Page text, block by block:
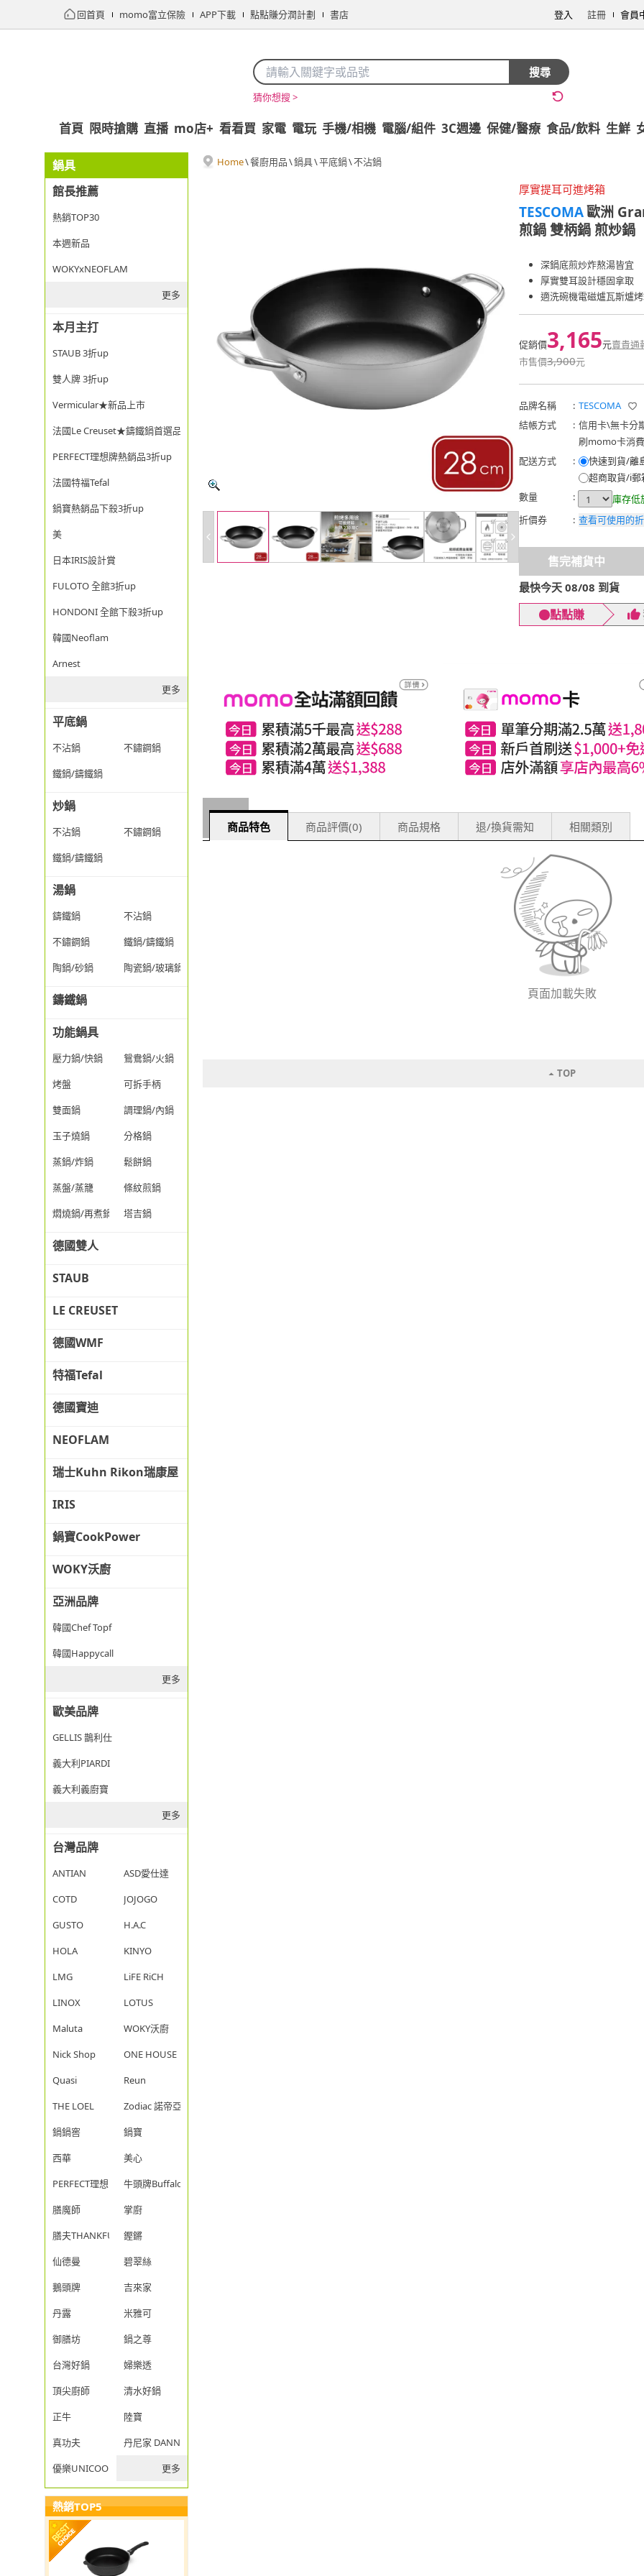
回首頁 momo富立保險 APP下載 點點賺分潤計劃 書店 登入 註冊 會員
搜尋
猜你想搜 >
首頁 限時搶購 直播 mo店+ 看看買 家電 電玩 手機/相機 電腦/組件 3C週邊 保健/醫療 食品/飲料 生鮮
鍋具
館長推薦
熱銷TOP30
本週新品
WOKYxNEOFLAM
更多
本月主打
STAUB 3折up
雙人牌 3折up
Vermicular★新品上市
法國Le Creuset★鑄鐵鍋首選品牌
PERFECT理想牌熱銷品3折up
法國特福Tefal
鍋寶熱銷品下殺3折up
美
日本IRIS設計賞
FULOTO 全館3折up
HONDONI 全館下殺3折up
韓國Neoflam
Arnest
更多
平底鍋
不沾鍋
不鏽鋼鍋
鐵鍋/鑄鐵鍋
炒鍋
不沾鍋
不鏽鋼鍋
鐵鍋/鑄鐵鍋
湯鍋
鑄鐵鍋
不沾鍋
不鏽鋼鍋
鐵鍋/鑄鐵鍋
陶鍋/砂鍋
陶瓷鍋/玻璃鍋/透明鍋
鑄鐵鍋
功能鍋具
壓力鍋/快鍋
鴛鴦鍋/火鍋
烤盤
可拆手柄
雙面鍋
調理鍋/內鍋
玉子燒鍋
分格鍋
蒸鍋/炸鍋
鬆餅鍋
蒸盤/蒸籠
條紋煎鍋
燜燒鍋/再煮鍋
塔吉鍋
德國雙人
STAUB
LE CREUSET
德國WMF
特福Tefal
德國寶迪
NEOFLAM
瑞士Kuhn Rikon瑞康屋
IRIS
鍋寶CookPower
WOKY沃廚
亞洲品牌
韓國Chef Topf
韓國Happycall
更多
歐美品牌
GELLIS 鵲利仕
義大利PIARDI
義大利義廚寶
更多
台灣品牌
ANTIAN
ASD愛仕達
COTD
JOJOGO
GUSTO
H.A.C
HOLA
KINYO
LMG
LiFE RiCH
LINOX
LOTUS
Maluta
WOKY沃廚
Nick Shop
ONE HOUSE
Quasi
Reun
THE LOEL
Zodiac 諾帝亞
鍋鍋窖
鍋寶
西華
美心
PERFECT理想
牛頭牌Buffalo
膳魔師
掌廚
膳夫THANKFUL
鏗鏘
仙德曼
碧翠絲
鵝頭牌
吉來家
丹露
米雅可
御膳坊
鍋之尊
台灣好鍋
婦樂透
頂尖廚師
清水好鍋
正牛
陸寶
真功夫
丹尼家 DANNY JIA
優樂UNICOOK
更多
熱銷TOP5
Home\餐廚用品\鍋具\平底鍋\不沾鍋
厚實提耳可進烤箱
TESCOMA歐洲
煎鍋 雙柄鍋 煎炒鍋
深鍋底煎炒炸熬湯皆宜
厚實雙耳設計穩固拿取
適洗碗機電磁爐瓦斯爐
促銷價3,165元賣貴通
市售價3,900元
品牌名稱 : TESCOMA
結帳方式
: 信用卡\無卡分
刷momo卡消
配送方式
: 快速到貨/離
超商取貨/i郵
數量
: 庫存低
折價券
: 查看可使用的
售完補貨中
最快今天 08/08 到貨
點點賺
商品特色 商品評價(0) 商品規格 退/換貨需知 相關類別
頁面加載失敗
TOP